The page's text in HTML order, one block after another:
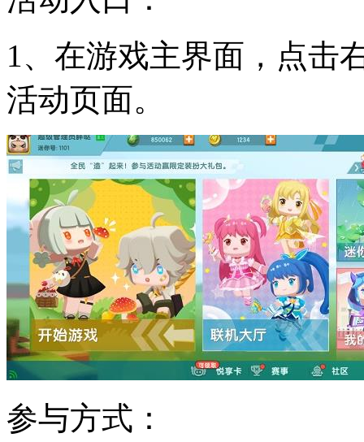
1、在游戏主界面，点击
活动页面。
参与方式：